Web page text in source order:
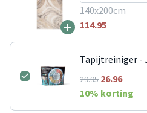
+
140x200cm
114.95
Tapijtreiniger -
29.9526.96
10% korting